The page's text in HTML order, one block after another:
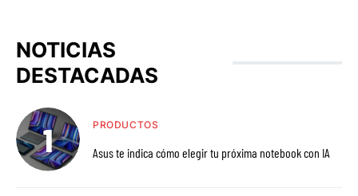
NOTICIAS
DESTACADAS
PRODUCTOS
Asus te indica cómo elegir tu próxima notebook con IA